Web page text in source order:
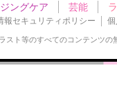
ングケア 芸能
報セキュリティポリシー
スト等のすべてのコンテンツの